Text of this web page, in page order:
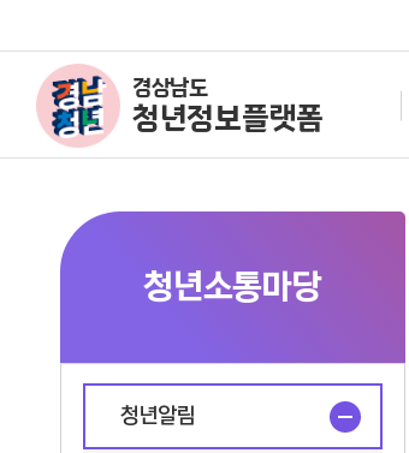
경상남도
청년정보플랫폼
청년소통마당
청년알림